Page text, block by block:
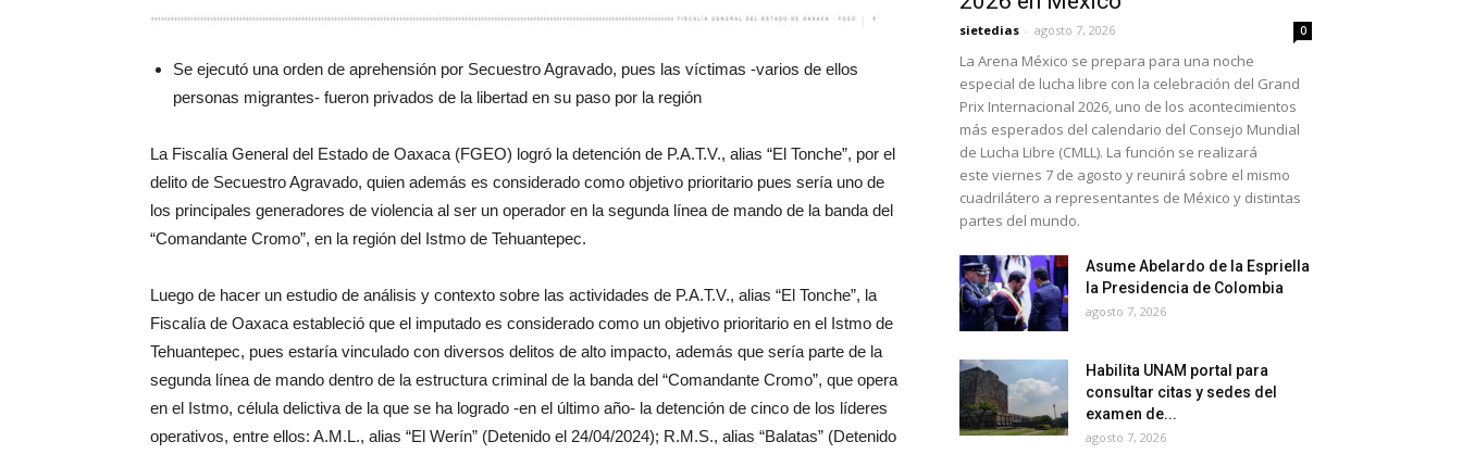
Se ejecutó una orden de aprehensión por Secuestro Agravado, pues las víctimas -varios de ellos
personas migrantes- fueron privados de la libertad en su paso por la región
La Fiscalía General del Estado de Oaxaca (FGEO) logró la detención de P.A.T.V., alias “El Tonche”, por el
delito de Secuestro Agravado, quien además es considerado como objetivo prioritario pues sería uno de
los principales generadores de violencia al ser un operador en la segunda línea de mando de la banda del
“Comandante Cromo”, en la región del Istmo de Tehuantepec.
Luego de hacer un estudio de análisis y contexto sobre las actividades de P.A.T.V., alias “El Tonche”, la
Fiscalía de Oaxaca estableció que el imputado es considerado como un objetivo prioritario en el Istmo de
Tehuantepec, pues estaría vinculado con diversos delitos de alto impacto, además que sería parte de la
segunda línea de mando dentro de la estructura criminal de la banda del “Comandante Cromo”, que opera
en el Istmo, célula delictiva de la que se ha logrado -en el último año- la detención de cinco de los líderes
operativos, entre ellos: A.M.L., alias “El Werín” (Detenido el 24/04/2024); R.M.S., alias “Balatas” (Detenido
sietedias - agosto 7, 2026 0
La Arena México se prepara para una noche
especial de lucha libre con la celebración del Grand
Prix Internacional 2026, uno de los acontecimientos
más esperados del calendario del Consejo Mundial
de Lucha Libre (CMLL). La función se realizará
este viernes 7 de agosto y reunirá sobre el mismo
cuadrilátero a representantes de México y distintas
partes del mundo.
Asume Abelardo de la Espriella
la Presidencia de Colombia
agosto 7, 2026
Habilita UNAM portal para
consultar citas y sedes del
examen de...
agosto 7, 2026